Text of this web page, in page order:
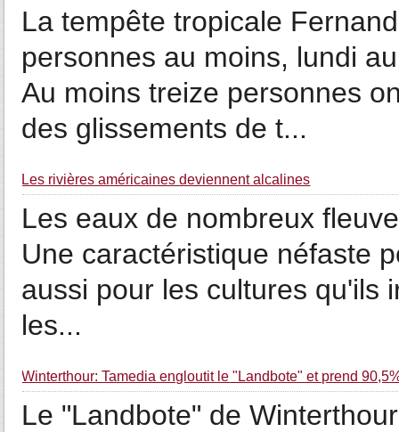
La tempête tropicale
personnes au moins, lundi
Au moins treize personnes
des glissements de t...
Les rivières américaines deviennent alcalines
Les eaux de nombreux
Une caractéristique néfaste
aussi pour les cultures qu'ils
les...
Winterthour: Tamedia engloutit le "Landbote" et prend
Le "Landbote" de